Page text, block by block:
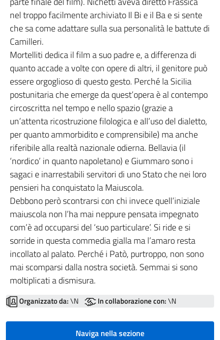
nel troppo facilmente archiviato Il Bi e il Ba e si sente
che sa come adattare sulla sua personalità le battute di
Camilleri.
Mortelliti dedica il film a suo padre e, a differenza di
quanto accade a volte con opere di altri, il genitore può
essere orgoglioso di questo gesto. Perché la Sicilia
postunitaria che emerge da quest’opera è al contempo
circoscritta nel tempo e nello spazio (grazie a
un’attenta ricostruzione filologica e all’uso del dialetto,
per quanto ammorbidito e comprensibile) ma anche
riferibile alla realtà nazionale odierna. Bellavia (il
‘nordico’ in quanto napoletano) e Giummaro sono i
sagaci e inarrestabili servitori di uno Stato che nei loro
pensieri ha conquistato la Maiuscola.
Debbono però scontrarsi con chi invece quell’iniziale
maiuscola non l’ha mai neppure pensata impegnato
com’è ad occuparsi del ‘suo particulare’. Si ride e si
sorride in questa commedia gialla ma l’amaro resta
incollato al palato. Perché i Patò, purtroppo, non sono
mai scomparsi dalla nostra società. Semmai si sono
moltiplicati a dismisura.
Organizzato da:\N In collaborazione con:\N
Naviga nella sezione